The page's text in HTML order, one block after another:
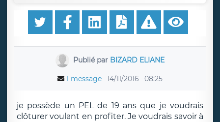
Publié par BIZARD ELIANE
1 message 14/11/2016 08:25
je possède un PEL de 19 ans que je voudrais
clôturer voulant en profiter. Je voudrais savoir à